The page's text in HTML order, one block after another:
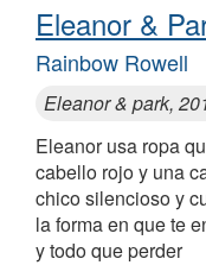
Eleanor &
Rainbow Rowell
Eleanor & park,
Eleanor usa ropa
cabello rojo y una
chico silencioso y
la forma en que te
y todo que perder